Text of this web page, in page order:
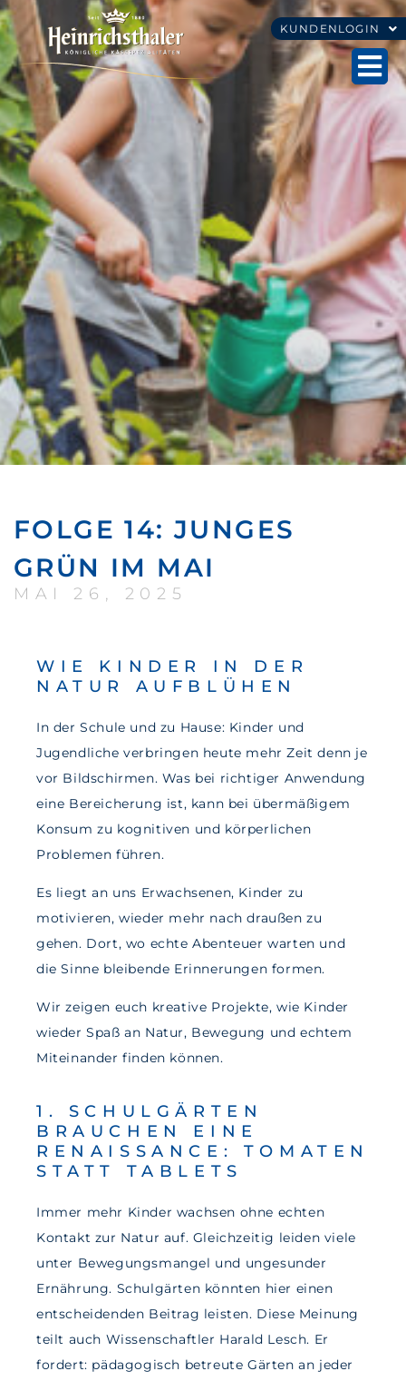
KUNDENLOGIN
FOLGE 14: JUNGES
GRÜN IM MAI
MAI 26, 2025
WIE KINDER IN DER
NATUR AUFBLÜHEN
In der Schule und zu Hause: Kinder und
Jugendliche verbringen heute mehr Zeit denn je
vor Bildschirmen. Was bei richtiger Anwendung
eine Bereicherung ist, kann bei übermäßigem
Konsum zu kognitiven und körperlichen
Problemen führen.
Es liegt an uns Erwachsenen, Kinder zu
motivieren, wieder mehr nach draußen zu
gehen. Dort, wo echte Abenteuer warten und
die Sinne bleibende Erinnerungen formen.
Wir zeigen euch kreative Projekte, wie Kinder
wieder Spaß an Natur, Bewegung und echtem
Miteinander finden können.
1. SCHULGÄRTEN
BRAUCHEN EINE
RENAISSANCE: TOMATEN
STATT TABLETS
Immer mehr Kinder wachsen ohne echten
Kontakt zur Natur auf. Gleichzeitig leiden viele
unter Bewegungsmangel und ungesunder
Ernährung. Schulgärten könnten hier einen
entscheidenden Beitrag leisten. Diese Meinung
teilt auch Wissenschaftler Harald Lesch. Er
fordert: pädagogisch betreute Gärten an jeder